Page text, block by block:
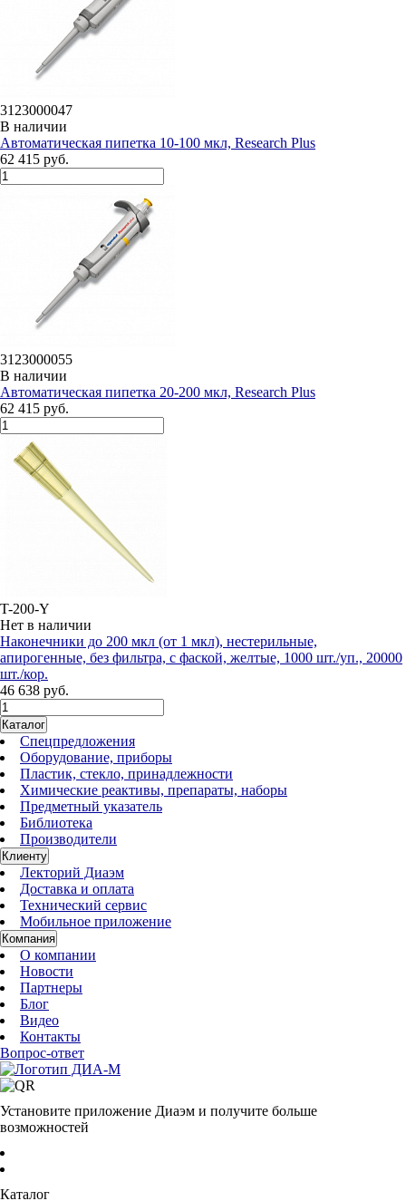
3123000047
В наличии
Автоматическая пипетка 10-100 мкл, Research Plus
62 415 руб.
3123000055
В наличии
Автоматическая пипетка 20-200 мкл, Research Plus
62 415 руб.
T-200-Y
Нет в наличии
Наконечники до 200 мкл (от 1 мкл), нестерильные,
апирогенные, без фильтра, с фаской, желтые, 1000 шт./уп., 20000
шт./кор.
46 638 руб.
Каталог
Спецпредложения
Оборудование, приборы
Пластик, стекло, принадлежности
Химические реактивы, препараты, наборы
Предметный указатель
Библиотека
Производители
Клиенту
Лекторий Диаэм
Доставка и оплата
Технический сервис
Мобильное приложение
Компания
О компании
Новости
Партнеры
Блог
Видео
Контакты
Вопрос-ответ
Установите приложение Диаэм и получите больше
возможностей
Каталог